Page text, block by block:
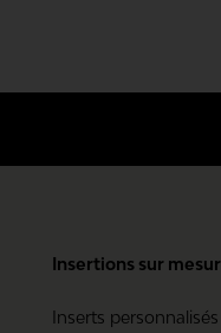
Insertions sur
Inserts personnalisés